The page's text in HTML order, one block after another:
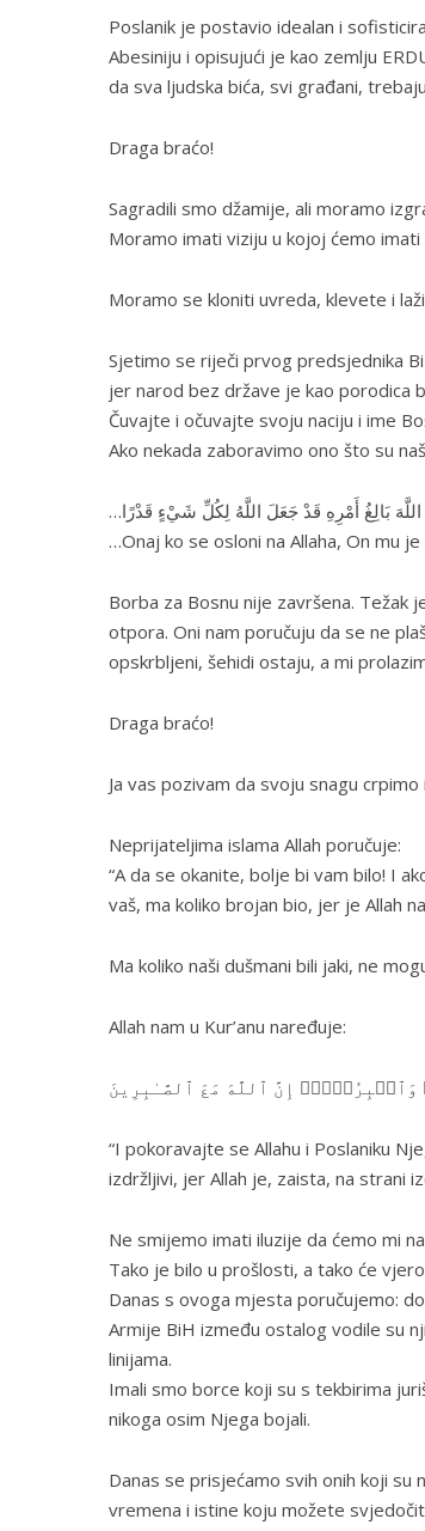
Poslanik je postavio idealan i
Abesiniju i opisujući je kao zemlju
da sva ljudska bića, svi građani,
Draga braćo!
Sagradili smo džamije, ali moramo
Moramo imati viziju u kojoj ćemo
Moramo se kloniti uvreda, klevete i
Sjetimo se riječi prvog predsjednika
jer narod bez države je kao porodica
Čuvajte i očuvajte svoju naciju i ime
Ako nekada zaboravimo ono što su
بَالِغُ أَمْرِهِ قَدْ جَعَلَ اللَّهُ لِكُلِّ شَيْءٍ قَدْرًا
…Onaj ko se osloni na Allaha, On mu
Borba za Bosnu nije završena. Težak
otpora. Oni nam poručuju da se ne
opskrbljeni, šehidi ostaju, a mi
Draga braćo!
Ja vas pozivam da svoju snagu
Neprijateljima islama Allah poručuje:
“A da se okanite, bolje bi vam bilo! I
vaš, ma koliko brojan bio, jer je Allah
Ma koliko naši dušmani bili jaki, ne
Allah nam u Kur’anu naređuje:
إِنَّ ٱللَّهَ مَعَ ٱلصَّـٰبِرِینَ
“I pokoravajte se Allahu i Poslaniku
izdržljivi, jer Allah je, zaista, na strani
Ne smijemo imati iluzije da ćemo mi
Tako je bilo u prošlosti, a tako će
Danas s ovoga mjesta poručujemo:
Armije BiH između ostalog vodile su
linijama.
Imali smo borce koji su s tekbirima
nikoga osim Njega bojali.
Danas se prisjećamo svih onih koji su
vremena i istine koju možete